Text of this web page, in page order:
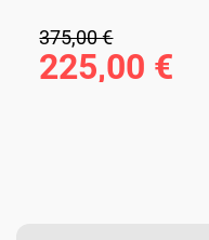
375,00 €
225,00 €